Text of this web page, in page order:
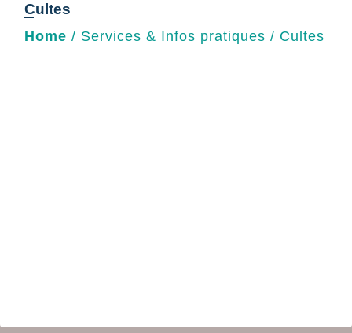
Cultes
Home / Services & Infos pratiques / Cultes